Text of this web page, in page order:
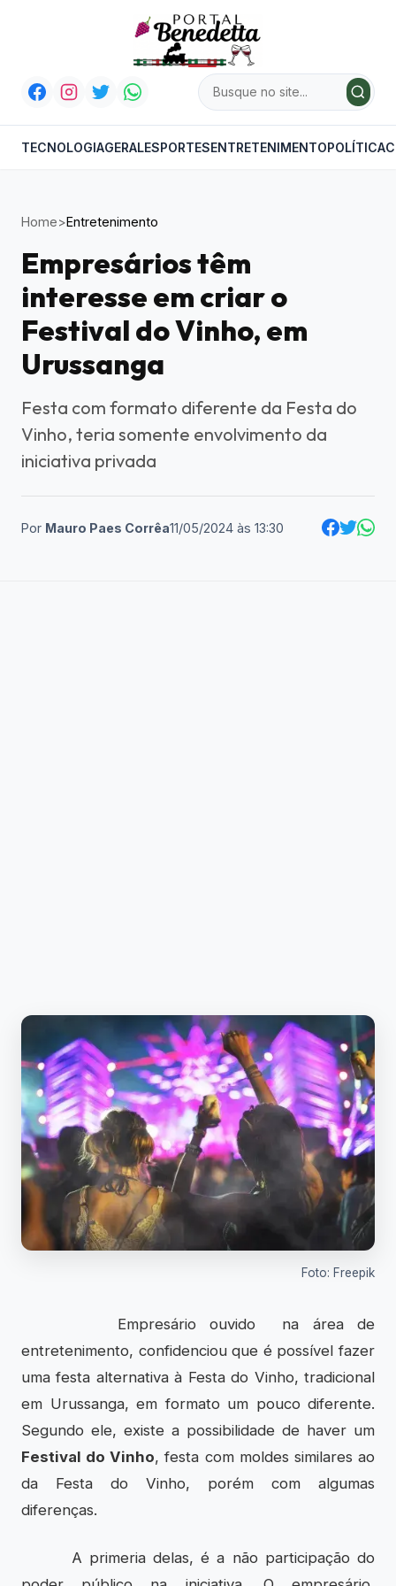
TECNOLOGIAGERALESPORTESENTRETENIMENTOPOLÍTICA
Home>Entretenimento
Empresários têm
interesse em criar o
Festival do Vinho, em
Urussanga
Festa com formato diferente da Festa do
Vinho, teria somente envolvimento da
iniciativa privada
Por Mauro Paes Corrêa11/05/2024 às 13:30
Foto: Freepik
Empresário ouvido na área de
entretenimento, confidenciou que é possível fazer
uma festa alternativa à Festa do Vinho, tradicional
em Urussanga, em formato um pouco diferente.
Segundo ele, existe a possibilidade de haver um
Festival do Vinho, festa com moldes similares ao
da Festa do Vinho, porém com algumas
diferenças.
A primeria delas, é a não participação do